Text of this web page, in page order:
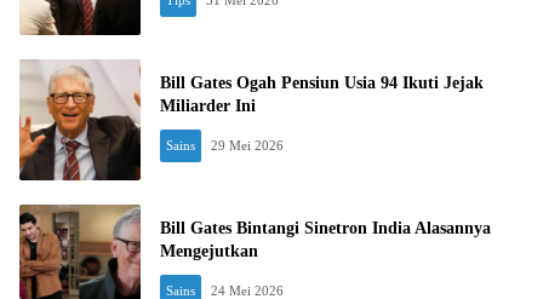
Bill Gates Ogah Pensiun Usia 94 Ikuti Jejak
Miliarder Ini
Sains 29 Mei 2026
Bill Gates Bintangi Sinetron India Alasannya
Mengejutkan
Sains 24 Mei 2026